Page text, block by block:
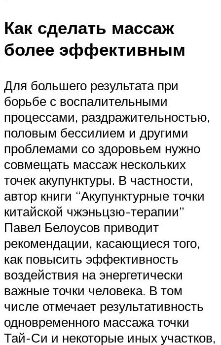
Как сделать массаж
более эффективным
Для большего результата при
борьбе с воспалительными
процессами, раздражительностью,
половым бессилием и другими
проблемами со здоровьем нужно
совмещать массаж нескольких
точек акупунктуры. В частности,
автор книги “Акупунктурные точки
китайской чжэньцзю-терапии”
Павел Белоусов приводит
рекомендации, касающиеся того,
как повысить эффективность
воздействия на энергетически
важные точки человека. В том
числе отмечает результативность
одновременного массажа точки
Тай-Си и некоторые иных участков,